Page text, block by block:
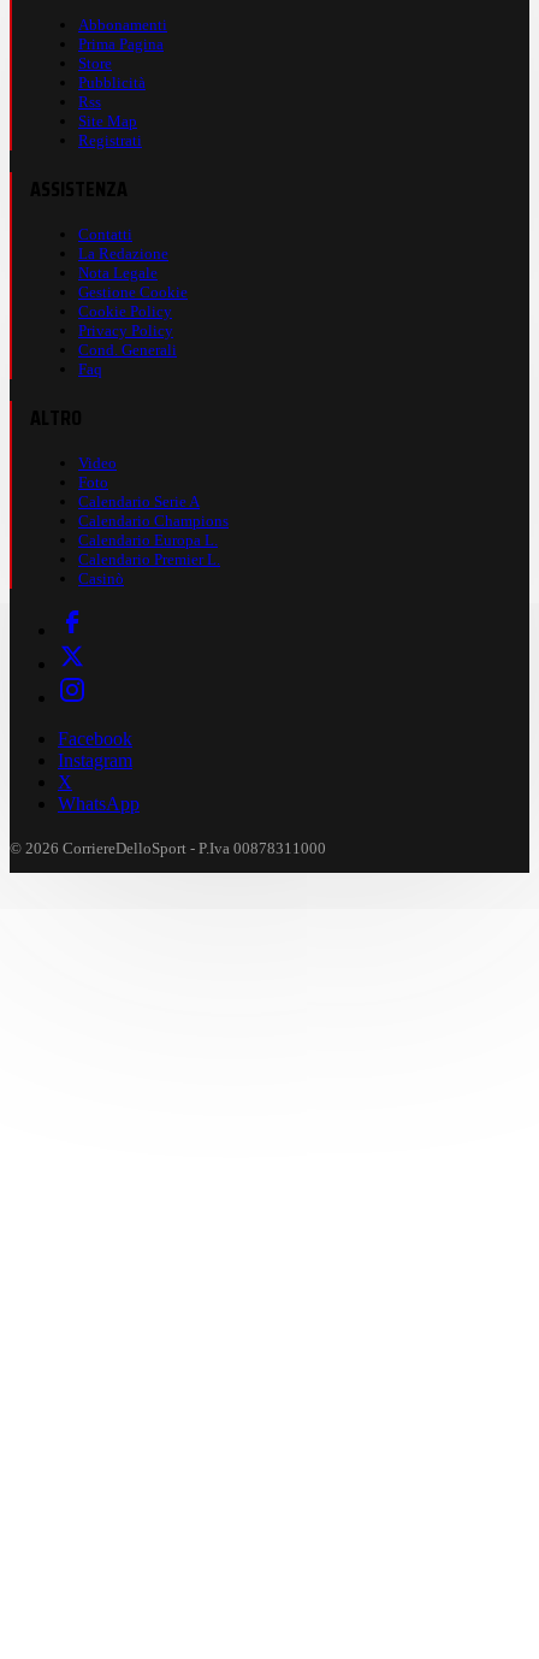
Abbonamenti
Prima Pagina
Store
Pubblicità
Rss
Site Map
Registrati
Contatti
La Redazione
Nota Legale
Gestione Cookie
Cookie Policy
Privacy Policy
Cond. Generali
Faq
Video
Foto
Calendario Serie A
Calendario Champions
Calendario Europa L.
Calendario Premier L.
Casinò
Facebook
Instagram
X
WhatsApp
© 2026 CorriereDelloSport - P.Iva 00878311000